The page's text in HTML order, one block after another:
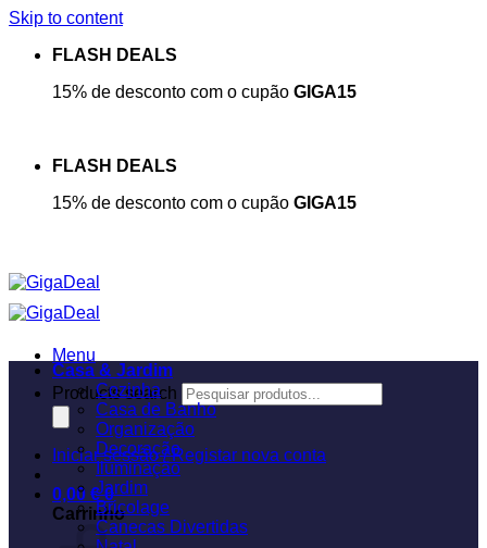
Skip to content
FLASH DEALS
15% de desconto com o cupão GIGA15
FLASH DEALS
15% de desconto com o cupão GIGA15
Menu
Products search
Iniciar sessão / Registar nova conta
0,00 € 0
Carrinho
Casa & Jardim
Cozinha
Casa de Banho
Organização
Decoração
Iluminação
Jardim
Bricolage
Canecas Divertidas